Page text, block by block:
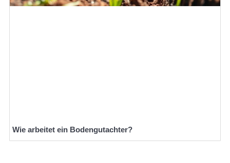
Wie arbeitet ein Bodengutachter?